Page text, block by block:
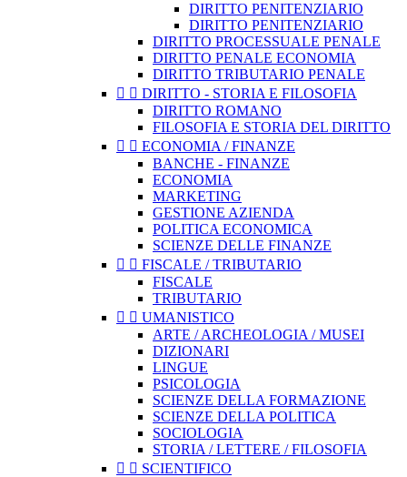
DIRITTO PENITENZIARIO
DIRITTO PENITENZIARIO
DIRITTO PROCESSUALE PENALE
DIRITTO PENALE ECONOMIA
DIRITTO TRIBUTARIO PENALE
  DIRITTO - STORIA E FILOSOFIA
DIRITTO ROMANO
FILOSOFIA E STORIA DEL DIRITTO
  ECONOMIA / FINANZE
BANCHE - FINANZE
ECONOMIA
MARKETING
GESTIONE AZIENDA
POLITICA ECONOMICA
SCIENZE DELLE FINANZE
  FISCALE / TRIBUTARIO
FISCALE
TRIBUTARIO
  UMANISTICO
ARTE / ARCHEOLOGIA / MUSEI
DIZIONARI
LINGUE
PSICOLOGIA
SCIENZE DELLA FORMAZIONE
SCIENZE DELLA POLITICA
SOCIOLOGIA
STORIA / LETTERE / FILOSOFIA
  SCIENTIFICO